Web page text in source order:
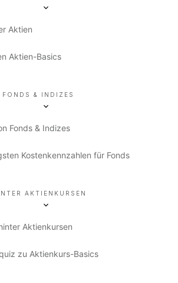
Aktien
Aktien-Basics
FONDS & INDIZES
Fonds & Indizes
Kostenkennzahlen für Fonds
AKTIENKURSEN
Aktienkursen
zu Aktienkurs-Basics